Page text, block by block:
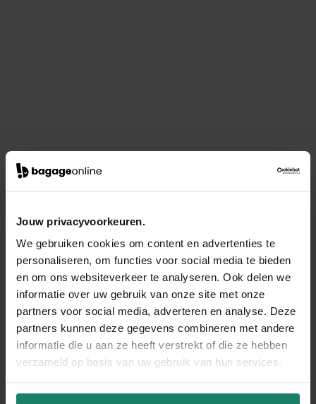
Jouw privacyvoorkeuren.
We gebruiken cookies om content en advertenties te
personaliseren, om functies voor social media te bieden
en om ons websiteverkeer te analyseren. Ook delen we
informatie over uw gebruik van onze site met onze
partners voor social media, adverteren en analyse. Deze
partners kunnen deze gegevens combineren met andere
informatie die u aan ze heeft verstrekt of die ze hebben
verzameld op basis van uw gebruik van hun services.